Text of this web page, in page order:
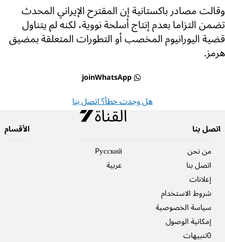
وقالت مصادر باكستانية إن المقترح الإيراني المحدث
تضمن التزاما بعدم إنتاج أسلحة نووية، لكنه لم يتناول
قضية اليورانيوم المخصب أو التطورات المتعلقة بمضيق
هرمز.
joinWhatsApp
هل وجدت خطأ؟ اتصل بنا
اتصل بنا
من نحن
اتصل بنا
إعلانات
شروط الاستخدام
سياسة الخصوصية
إمكانية الوصول
0تنبيهات
Pусский
عربية
الأقسام